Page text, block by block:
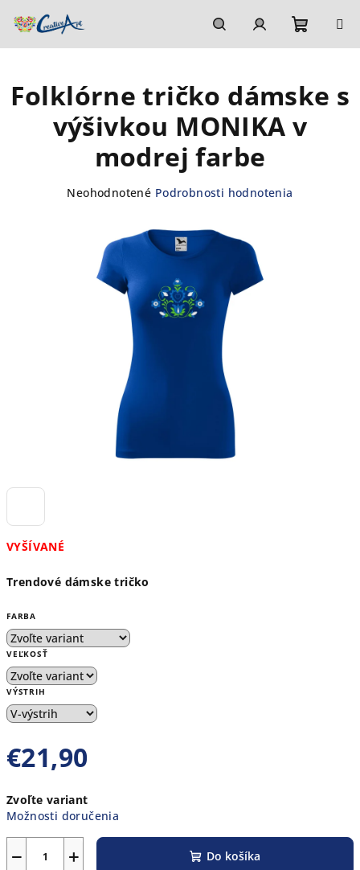
HľadaťPrihlásenie
košík
VYŠÍVANÉ
Trendové dámske tričko
FARBA
VEĽKOSŤ
VÝSTRIH
€21,90
cena:
Zvoľte variant
Možnosti doručenia
+
− Do košíka
Folklórne tričko dámske s
výšivkou MONIKA v
modrej farbe
Neohodnotené Podrobnosti hodnotenia